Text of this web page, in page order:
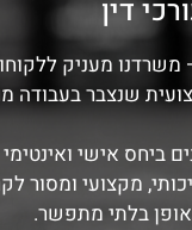
דין
משרדנו מעניק
שנצבר
ביחס אישי
מקצועי ומסור
בלתי מתפשר.